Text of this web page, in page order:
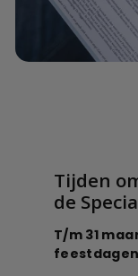
Tijden
de
T/m 31